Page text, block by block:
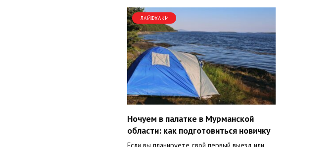
ЛАЙФХАКИ
Ночуем в палатке в Мурманской
области: как подготовиться новичку
Если вы планируете свой первый выезд или